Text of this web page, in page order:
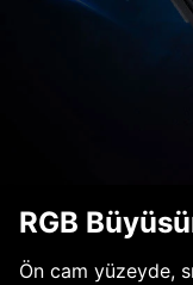
RGB
Ön cam yüzeyde,